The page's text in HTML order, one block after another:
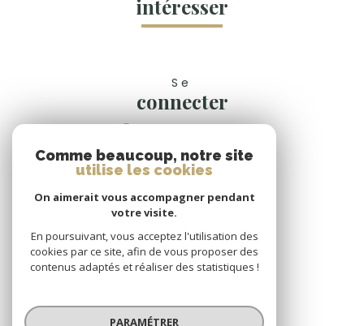
intéresser
Se
connecter
Nous
Nous
adhérons
Comme beaucoup, notre site
utilise les cookies
On aimerait vous accompagner pendant
votre visite.
En poursuivant, vous acceptez l'utilisation des
cookies par ce site, afin de vous proposer des
contenus adaptés et réaliser des statistiques !
PARAMÉTRER